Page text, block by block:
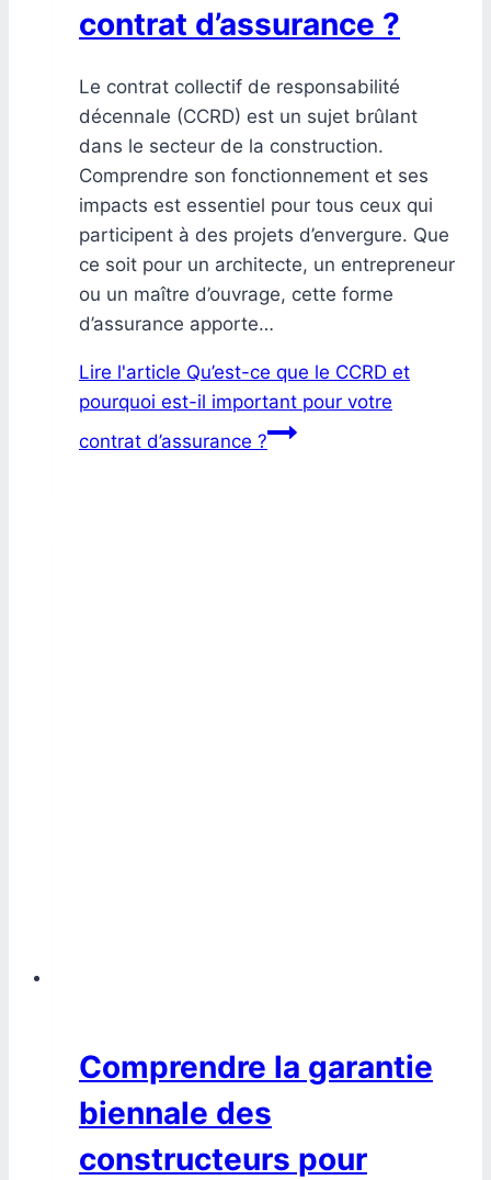
contrat d’assurance ?
Le contrat collectif de responsabilité
décennale (CCRD) est un sujet brûlant
dans le secteur de la construction.
Comprendre son fonctionnement et ses
impacts est essentiel pour tous ceux qui
participent à des projets d’envergure. Que
ce soit pour un architecte, un entrepreneur
ou un maître d’ouvrage, cette forme
d’assurance apporte…
Lire l'article Qu’est-ce que le CCRD et
pourquoi est-il important pour votre
contrat d’assurance ?
Comprendre la garantie
biennale des
constructeurs pour